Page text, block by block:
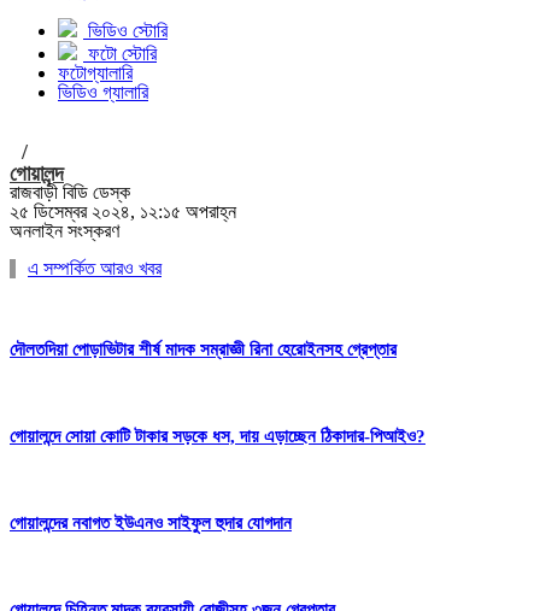
ভিডিও স্টোরি
ফটো স্টোরি
ফটোগ্যালারি
ভিডিও গ্যালারি
/
গোয়ালন্দ
রাজবাড়ী বিডি ডেস্ক
২৫ ডিসেম্বর ২০২৪, ১২:১৫ অপরাহ্ন
অনলাইন সংস্করণ
এ সম্পর্কিত আরও খবর
দৌলতদিয়া পোড়াভিটার শীর্ষ মাদক সম্রাজ্ঞী রিনা হেরোইনসহ গ্রেপ্তার
গোয়ালন্দে সোয়া কোটি টাকার সড়কে ধস, দায় এড়াচ্ছেন ঠিকাদার-পিআইও?
গোয়ালন্দের নবাগত ইউএনও সাইফুল হুদার যোগদান